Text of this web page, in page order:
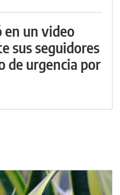
en un video
sus seguidores
de urgencia por